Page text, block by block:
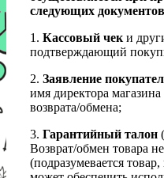
следующих
1. Кассовый чек и
подтверждающий
2. Заявление
имя директора
возврата/обмена;
3. Гарантийный талон
Возврат/обмен товара
(подразумевается